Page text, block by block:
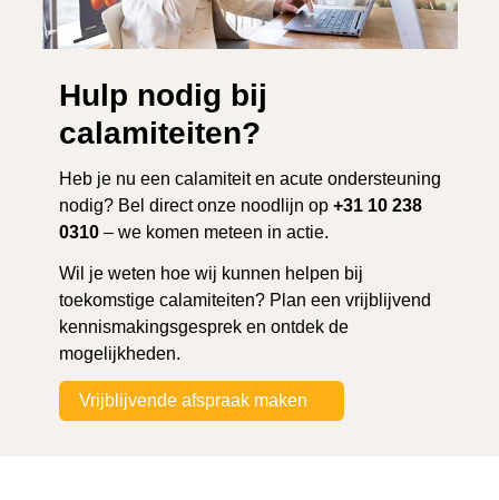
Hulp nodig bij
calamiteiten?
Heb je nu een calamiteit en acute ondersteuning
nodig? Bel direct onze noodlijn op +31 10 238
0310– we komen meteen in actie.
Wil je weten hoe wij kunnen helpen bij
toekomstige calamiteiten? Plan een vrijblijvend
kennismakingsgesprek en ontdek de
mogelijkheden.
Vrijblijvende afspraak maken